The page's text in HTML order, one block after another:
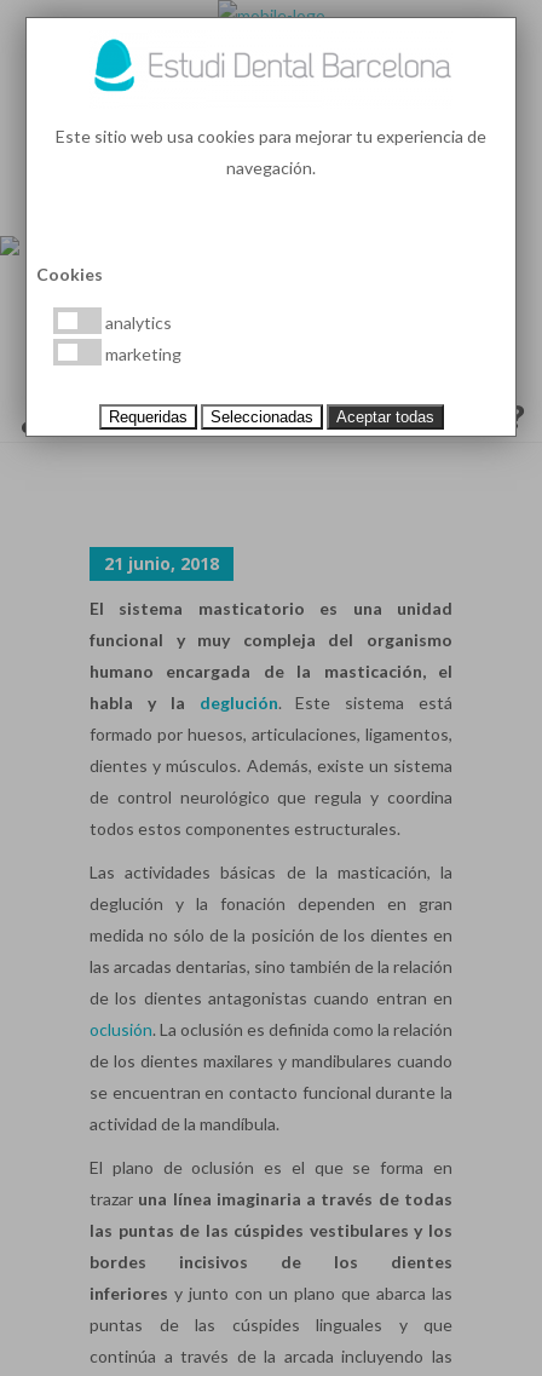
PEDIR HORA
¿QUÉ ES EL ANÁLISIS OCLUSAL?
21 junio, 2018
El sistema masticatorio es una unidad
funcional y muy compleja del organismo
humano encargada de la masticación, el
habla y la deglución. Este sistema está
formado por huesos, articulaciones, ligamentos,
dientes y músculos. Además, existe un sistema
de control neurológico que regula y coordina
todos estos componentes estructurales.
Las actividades básicas de la masticación, la
deglución y la fonación dependen en gran
medida no sólo de la posición de los dientes en
las arcadas dentarias, sino también de la relación
de los dientes antagonistas cuando entran en
oclusión. La oclusión es definida como la relación
de los dientes maxilares y mandibulares cuando
se encuentran en contacto funcional durante la
actividad de la mandíbula.
El plano de oclusión es el que se forma en
trazar una línea imaginaria a través de todas
las puntas de las cúspides vestibulares y los
bordes incisivos de los dientes
inferiores y junto con un plano que abarca las
puntas de las cúspides linguales y que
continúa a través de la arcada incluyendo las
Este sitio web usa cookies para mejorar tu experiencia de
navegación.
Cookies
analytics
marketing
Requeridas Seleccionadas Aceptar todas